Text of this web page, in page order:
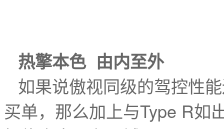
热擎本色 由内至外
如果说傲视同级的驾控性
买单，那么加上与Type R如